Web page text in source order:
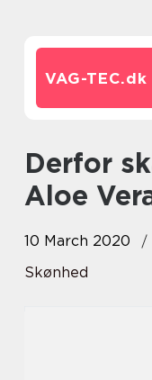
VAG-TEC.dk
Derfor skal du vælge
Aloe
10 March 2020
Skønhed